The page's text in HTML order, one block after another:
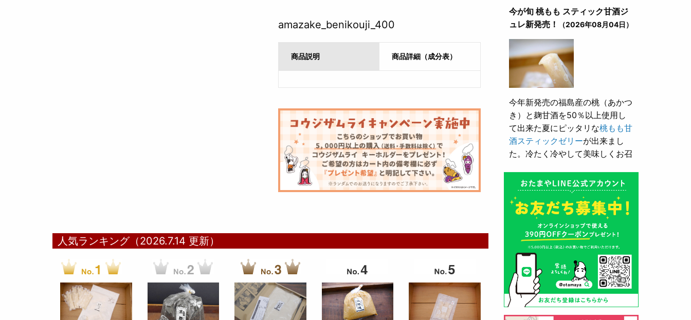
amazake_benikouji_400
商品説明 商品詳細（成分表）
人気ランキング（2026.7.14 更新）
今が旬 桃もも スティック甘酒ジ
ュレ新発売！
（2026年08月04日）
今年新発売の福島産の桃（あかつ
き）と麹甘酒を50％以上使用し
て出来た夏にピッタリな桃もも甘
酒スティックゼリーが出来まし
た。冷たく冷やして美味しくお召
とろり漬け込み用酒粕が新発売！
（2026年05月10日）
山形酒蔵の今期新粕を低温でじっ
くりと熟成させて、とろり漬け込